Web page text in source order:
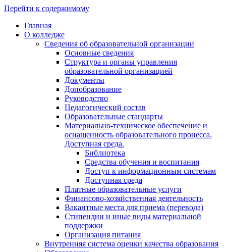
Перейти к содержимому
Главная
О колледже
Сведения об образовательной организации
Основные сведения
Структура и органы управления
образовательной организацией
Документы
Допобразование
Руководство
Педагогический состав
Образовательные стандарты
Материально-техническое обеспечение и
оснащенность образовательного процесса.
Доступная среда.
Библиотека
Средства обучения и воспитания
Доступ к информационным системам
Доступная среда
Платные образовательные услуги
Финансово-хозяйственная деятельность
Вакантные места для приема (перевода)
Стипендии и иные виды материальной
поддержки
Организация питания
Внутренняя система оценки качества образования